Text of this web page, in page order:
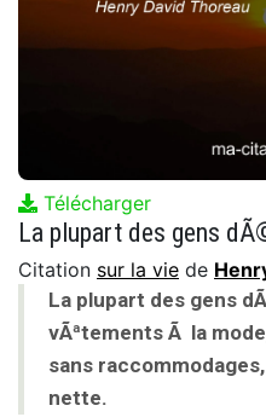
Télécharger
Citation sur la vie de
La plupart des gens
vÃªtements Ã la
sans
nette.